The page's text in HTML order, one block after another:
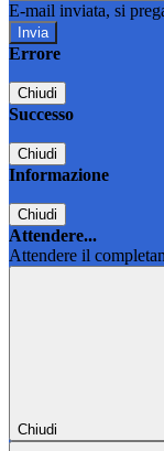
E-mail inviata, si
Errore
Chiudi
Successo
Chiudi
Informazione
Chiudi
Attendere...
Attendere il
Chiudi